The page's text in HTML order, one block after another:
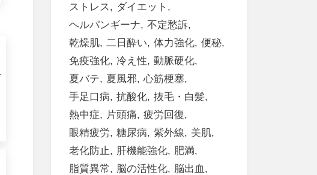
ストレス
ダイエット
ヘルパンギーナ
不定愁訴
乾燥肌 二日酔い 体力強化 便秘
免疫強化 冷え性
動脈硬化
夏バテ
夏風邪
心筋梗塞
手足口病
抗酸化 抜毛・白髪
熱中症
片頭痛
疲労回復
眼精疲労
糖尿病 紫外線
美肌
老化防止
肝機能強化
肥満
脂質異常
脳の活性化
脳出血